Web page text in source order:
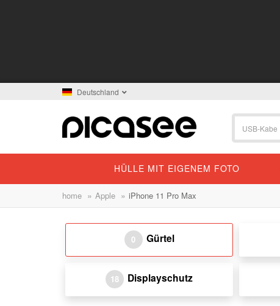
Deutschland
HÜLLE MIT EIGENEM FOTO
home » Apple » iPhone 11 Pro Max
0 Gürtel
18 Displayschutz